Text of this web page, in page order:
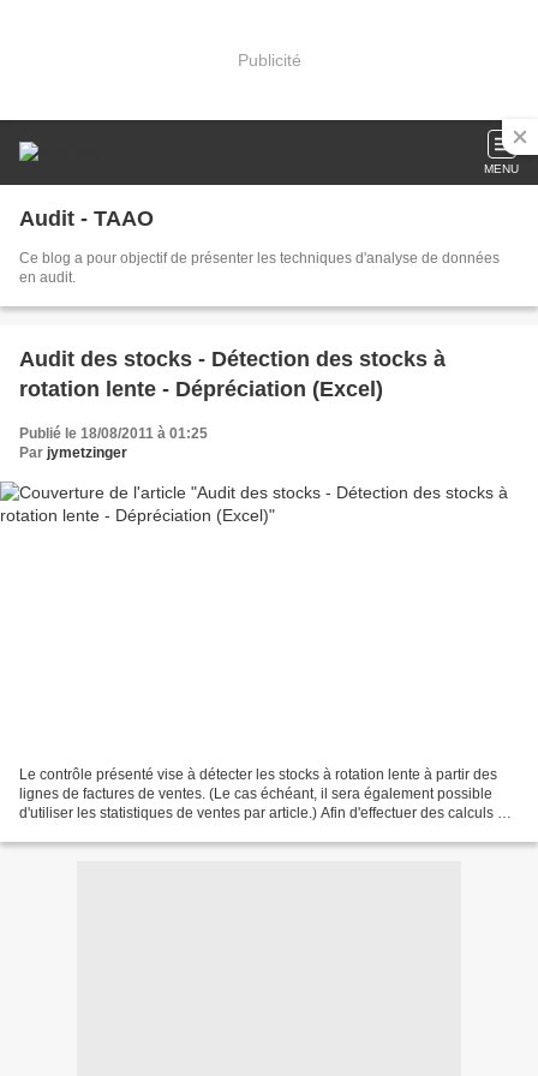
Publicité
MENU
Audit - TAAO
Ce blog a pour objectif de présenter les techniques d'analyse de données
en audit.
Audit des stocks - Détection des stocks à
rotation lente - Dépréciation (Excel)
Publié le 18/08/2011 à 01:25
Par jymetzinger
Le contrôle présenté vise à détecter les stocks à rotation lente à partir des
lignes de factures de ventes. (Le cas échéant, il sera également possible
d'utiliser les statistiques de ventes par article.) Afin d'effectuer des calculs de